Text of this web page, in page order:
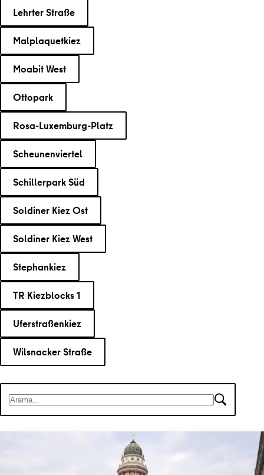
Lehrter Straße
Malplaquetkiez
Moabit West
Ottopark
Rosa-Luxemburg-Platz
Scheunenviertel
Schillerpark Süd
Soldiner Kiez Ost
Soldiner Kiez West
Stephankiez
TR Kiezblocks 1
Uferstraßenkiez
Wilsnacker Straße